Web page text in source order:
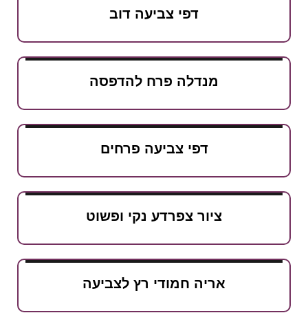
דפי צביעה דוב
מנדלה פרח להדפסה
דפי צביעה פרחים
ציור צפרדע נקי ופשוט
אריה חמודי רץ לצביעה